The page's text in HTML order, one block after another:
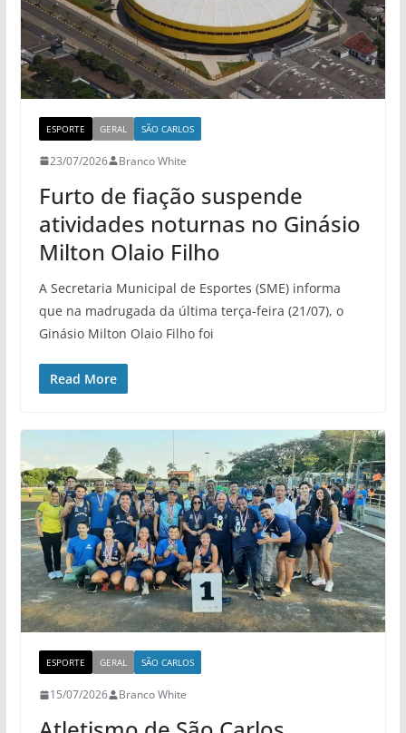
ESPORTE GERAL SÃO CARLOS
23/07/2026 Branco White
Furto de fiação suspende
atividades noturnas no Ginásio
Milton Olaio Filho
A Secretaria Municipal de Esportes (SME) informa
que na madrugada da última terça-feira (21/07), o
Ginásio Milton Olaio Filho foi
Read More
ESPORTE GERAL SÃO CARLOS
15/07/2026 Branco White